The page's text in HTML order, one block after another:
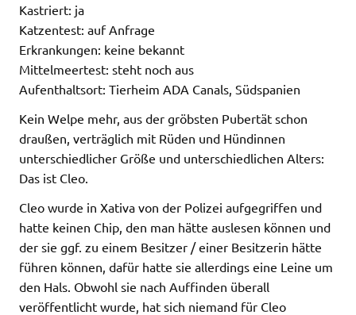
Kastriert: ja
Katzentest: auf Anfrage
Erkrankungen: keine bekannt
Mittelmeertest: steht noch aus
Aufenthaltsort: Tierheim ADA Canals, Südspanien
Kein Welpe mehr, aus der gröbsten Pubertät schon
draußen, verträglich mit Rüden und Hündinnen
unterschiedlicher Größe und unterschiedlichen Alters:
Das ist Cleo.
Cleo wurde in Xativa von der Polizei aufgegriffen und
hatte keinen Chip, den man hätte auslesen können und
der sie ggf. zu einem Besitzer / einer Besitzerin hätte
führen können, dafür hatte sie allerdings eine Leine um
den Hals. Obwohl sie nach Auffinden überall
veröffentlicht wurde, hat sich niemand für Cleo